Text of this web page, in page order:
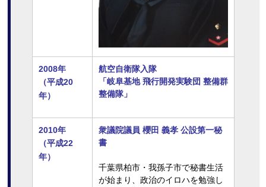
2008年
（平成20
年）
航空自衛隊入隊
「岐阜基地 飛行開発実験団 整備群
整備隊」
2010年
（平成22
年）
衆議院議員 櫻田 義孝 公設第一秘
書
千葉県柏市・我孫子市で秘書生活
が始まり、政治のイロハを勉強し